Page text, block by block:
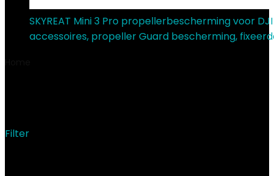
SKYREAT Mini 3 Pro propellerbescherming voor
accessoires, propeller Guard bescherming,
Filter